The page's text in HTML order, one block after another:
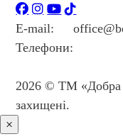
E-mail:
Телефони:
2026 © ТМ «Добра
захищені.
×